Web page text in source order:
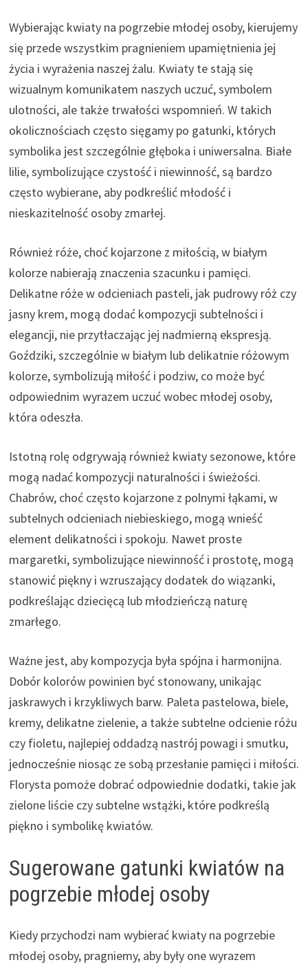
Wybierając kwiaty na pogrzebie młodej osoby, kierujemy
się przede wszystkim pragnieniem upamiętnienia jej
życia i wyrażenia naszej żalu. Kwiaty te stają się
wizualnym komunikatem naszych uczuć, symbolem
ulotności, ale także trwałości wspomnień. W takich
okolicznościach często sięgamy po gatunki, których
symbolika jest szczególnie głęboka i uniwersalna. Białe
lilie, symbolizujące czystość i niewinność, są bardzo
często wybierane, aby podkreślić młodość i
nieskazitelność osoby zmarłej.
Również róże, choć kojarzone z miłością, w białym
kolorze nabierają znaczenia szacunku i pamięci.
Delikatne róże w odcieniach pasteli, jak pudrowy róż czy
jasny krem, mogą dodać kompozycji subtelności i
elegancji, nie przytłaczając jej nadmierną ekspresją.
Goździki, szczególnie w białym lub delikatnie różowym
kolorze, symbolizują miłość i podziw, co może być
odpowiednim wyrazem uczuć wobec młodej osoby,
która odeszła.
Istotną rolę odgrywają również kwiaty sezonowe, które
mogą nadać kompozycji naturalności i świeżości.
Chabrów, choć często kojarzone z polnymi łąkami, w
subtelnych odcieniach niebieskiego, mogą wnieść
element delikatności i spokoju. Nawet proste
margaretki, symbolizujące niewinność i prostotę, mogą
stanowić piękny i wzruszający dodatek do wiązanki,
podkreślając dziecięcą lub młodzieńczą naturę
zmarłego.
Ważne jest, aby kompozycja była spójna i harmonijna.
Dobór kolorów powinien być stonowany, unikając
jaskrawych i krzykliwych barw. Paleta pastelowa, biele,
kremy, delikatne zielenie, a także subtelne odcienie różu
czy fioletu, najlepiej oddadzą nastrój powagi i smutku,
jednocześnie niosąc ze sobą przesłanie pamięci i miłości.
Florysta pomoże dobrać odpowiednie dodatki, takie jak
zielone liście czy subtelne wstążki, które podkreślą
piękno i symbolikę kwiatów.
Sugerowane gatunki kwiatów na
pogrzebie młodej osoby
Kiedy przychodzi nam wybierać kwiaty na pogrzebie
młodej osoby, pragniemy, aby były one wyrazem